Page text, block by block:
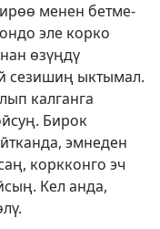
менен бетме-
эле корко
өзүңдү
сезишиң ыктымал.
калганга
Бирок
эмнеден
коркконго эч
Кел анда,